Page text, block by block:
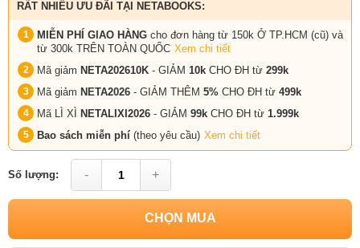
RẤT NHIỀU ƯU ĐÃI TẠI NETABOOKS:
MIỄN PHÍ GIAO HÀNG cho đơn hàng từ 150k Ở TP.HCM (cũ) và
từ 300k TRÊN TOÀN QUỐC Xem chi tiết
Mã giảm NETA202610K - GIẢM 10k CHO ĐH từ 299k
Mã giảm NETA2026 - GIẢM THÊM 5% CHO ĐH từ 499k
Mã LÌ XÌ NETALIXI2026 - GIẢM 99k CHO ĐH từ 1.999k
Bao sách miễn phí (theo yêu cầu) Xem chi tiết
Số lượng: - +
CHỌN MUA